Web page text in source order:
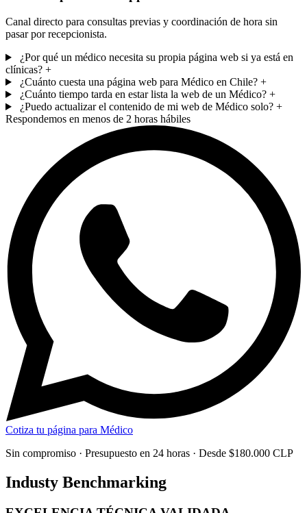
Canal directo para consultas previas y coordinación de hora sin
pasar por recepcionista.
¿Por qué un médico necesita su propia página web si ya está en
clínicas? +
¿Cuánto cuesta una página web para Médico en Chile? +
¿Cuánto tiempo tarda en estar lista la web de un Médico? +
¿Puedo actualizar el contenido de mi web de Médico solo? +
Respondemos en menos de 2 horas hábiles
Cotiza tu página para Médico
Sin compromiso · Presupuesto en 24 horas · Desde $180.000 CLP
Industy Benchmarking